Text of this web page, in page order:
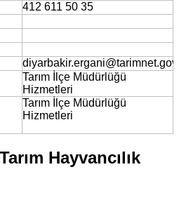
412 611 50 35
Tarım İlçe Müdürlüğü
Hizmetleri
Tarım İlçe Müdürlüğü
Hizmetleri
Hayvancılık